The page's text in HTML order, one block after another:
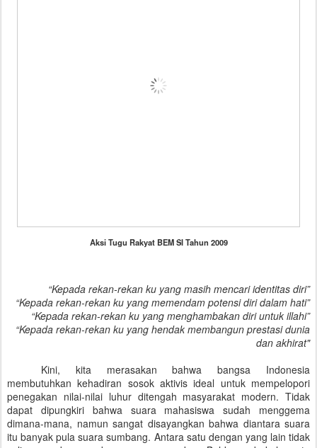
Aksi Tugu Rakyat BEM SI Tahun 2009
“Kepada rekan-rekan ku yang masih mencari identitas diri”
“Kepada rekan-rekan ku yang memendam potensi diri dalam hati”
“Kepada rekan-rekan ku yang menghambakan diri untuk illahi”
“Kepada rekan-rekan ku yang hendak membangun prestasi dunia
dan akhirat"
Kini, kita merasakan bahwa bangsa Indonesia
membutuhkan kehadiran sosok aktivis ideal untuk mempelopori
penegakan nilai-nilai luhur ditengah masyarakat modern. Tidak
dapat dipungkiri bahwa suara mahasiswa sudah menggema
dimana-mana, namun sangat disayangkan bahwa diantara suara
itu banyak pula suara sumbang. Antara satu dengan yang lain tidak